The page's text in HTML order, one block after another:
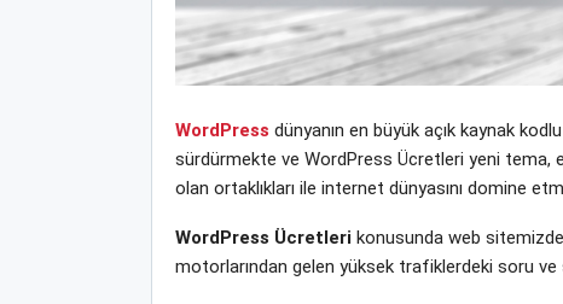
WordPress dünyanın en büyük açık kaynak
sürdürmekte ve WordPress Ücretleri yeni tema,
olan ortaklıkları ile internet dünyasını domine
WordPress Ücretlerikonusunda web
motorlarından gelen yüksek trafiklerdeki soru